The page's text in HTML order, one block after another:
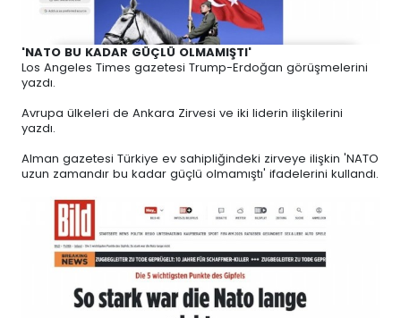
'NATO BU KADAR GÜÇLÜ OLMAMIŞTI'
Los Angeles Times gazetesi Trump-Erdoğan görüşmelerini
yazdı.
Avrupa ülkeleri de Ankara Zirvesi ve iki liderin ilişkilerini
yazdı.
Alman gazetesi Türkiye ev sahipliğindeki zirveye ilişkin 'NATO
uzun zamandır bu kadar güçlü olmamıştı' ifadelerini kullandı.